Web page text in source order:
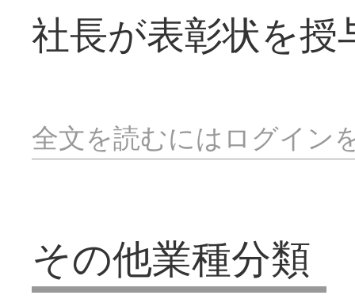
社長が表彰状を授
全文を読むにはログイン
その他業種分類